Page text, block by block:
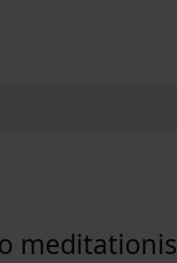
meditationis